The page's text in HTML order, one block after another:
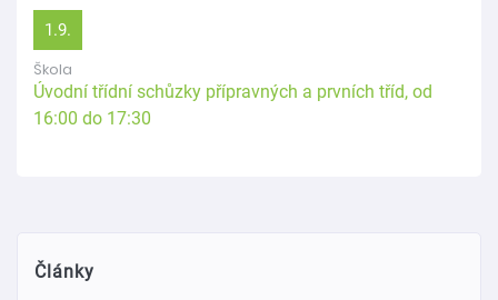
1.9.
Škola
Úvodní třídní schůzky přípravných a prvních tříd, od
16:00 do 17:30
Články